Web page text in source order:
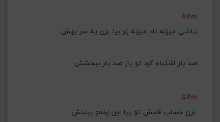
A#m
نباشی میزنه داد میزنه زار بیا بزن یه سر بهش
صد بار اشتباه کرد تو باز صد بار ببخشش
G#m